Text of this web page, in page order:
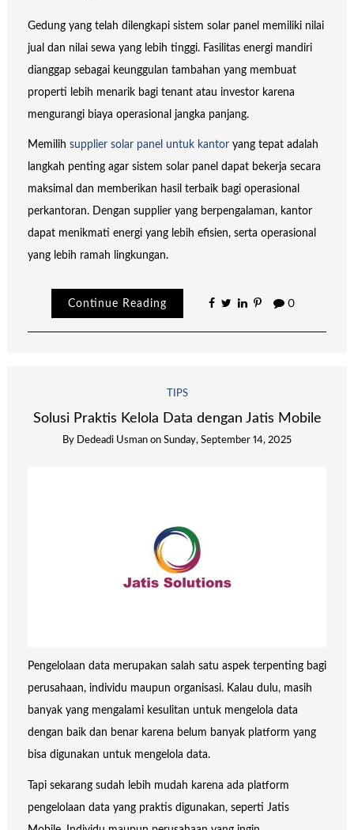
Gedung yang telah dilengkapi sistem solar panel memiliki nilai
jual dan nilai sewa yang lebih tinggi. Fasilitas energi mandiri
dianggap sebagai keunggulan tambahan yang membuat
properti lebih menarik bagi tenant atau investor karena
mengurangi biaya operasional jangka panjang.
Memilih supplier solar panel untuk kantor yang tepat adalah
langkah penting agar sistem solar panel dapat bekerja secara
maksimal dan memberikan hasil terbaik bagi operasional
perkantoran. Dengan supplier yang berpengalaman, kantor
dapat menikmati energi yang lebih efisien, serta operasional
yang lebih ramah lingkungan.
Continue Reading 0
TIPS
Solusi Praktis Kelola Data dengan Jatis Mobile
By Dedeadi Usman on Sunday, September 14, 2025
Pengelolaan data merupakan salah satu aspek terpenting bagi
perusahaan, individu maupun organisasi. Kalau dulu, masih
banyak yang mengalami kesulitan untuk mengelola data
dengan baik dan benar karena belum banyak platform yang
bisa digunakan untuk mengelola data.
Tapi sekarang sudah lebih mudah karena ada platform
pengelolaan data yang praktis digunakan, seperti Jatis